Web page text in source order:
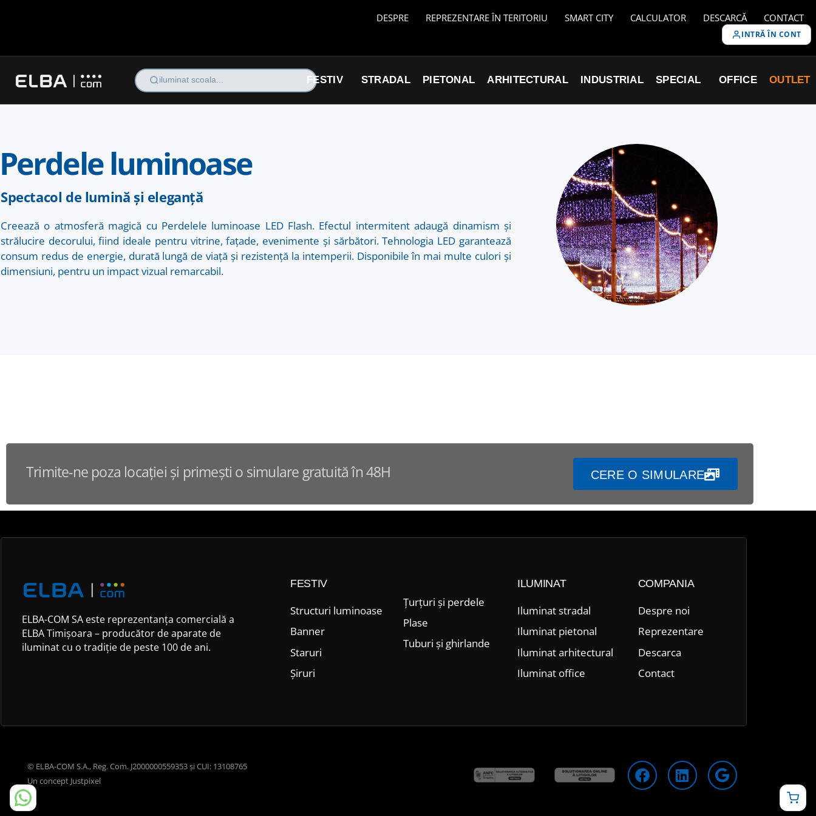
DESPRE REPREZENTARE ÎN TERITORIU SMART CITY CALCULATOR DESCARCĂ CONTACT
INTRĂ ÎN CONT
iluminat scoala... FESTIV STRADAL PIETONAL ARHITECTURAL INDUSTRIAL SPECIAL OFFICE OUTLET
Perdele luminoase
Spectacol de lumină și eleganță
Creează o atmosferă magică cu Perdelele luminoase LED Flash. Efectul intermitent adaugă dinamism și
strălucire decorului, fiind ideale pentru vitrine, fațade, evenimente și sărbători. Tehnologia LED garantează
consum redus de energie, durată lungă de viață și rezistență la intemperii. Disponibile în mai multe culori și
dimensiuni, pentru un impact vizual remarcabil.
Trimite-ne poza locației și primești o simulare gratuită în 48H CERE O SIMULARE
ELBA-COM SA este reprezentanța comercială a
ELBA Timișoara – producător de aparate de
iluminat cu o tradiție de peste 100 de ani.
FESTIV
Structuri luminoase
Banner
Staruri
Șiruri
Țurțuri și perdele
Plase
Tuburi și ghirlande
ILUMINAT
Iluminat stradal
Iluminat pietonal
Iluminat arhitectural
Iluminat office
COMPANIA
Despre noi
Reprezentare
Descarca
Contact
© ELBA-COM S.A., Reg. Com. J2000000559353 și CUI: 13108765
Un concept Justpixel